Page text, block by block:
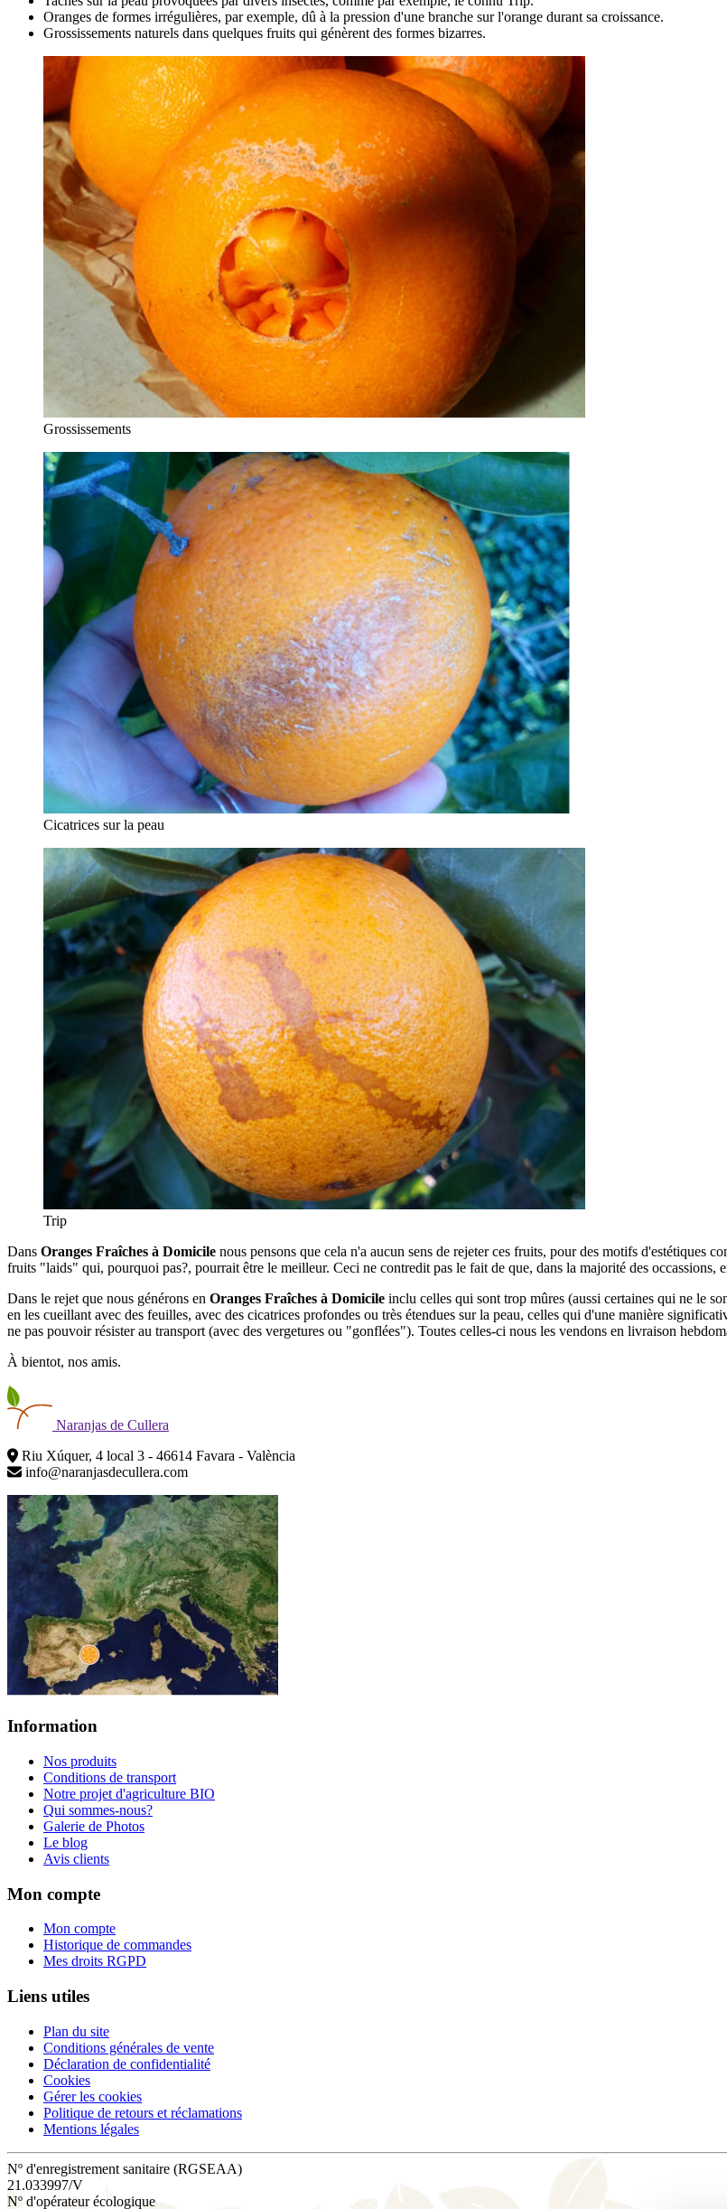
Oranges de formes irrégulières, par exemple, dû à la pression d'une branche sur l'orange durant sa croissance.
Grossissements naturels dans quelques fruits qui génèrent des formes bizarres.
Grossissements
Cicatrices sur la peau
Trip
Dans Oranges Fraîches à Domicile nous pensons que cela n'a aucun sens de rejeter ces fruits, pour des motifs d'estétiques
fruits "laids" qui, pourquoi pas?, pourrait être le meilleur. Ceci ne contredit pas le fait de que, dans la majorité des occassions,
Dans le rejet que nous générons en Oranges Fraîches à Domicile inclu celles qui sont trop mûres (aussi certaines qui ne le
en les cueillant avec des feuilles, avec des cicatrices profondes ou très étendues sur la peau, celles qui d'une manière
ne pas pouvoir résister au transport (avec des vergetures ou "gonflées"). Toutes celles-ci nous les vendons en livraison
À bientot, nos amis.
Naranjas de Cullera
Riu Xúquer, 4 local 3 - 46614 Favara - València
info@naranjasdecullera.com
Information
Nos produits
Conditions de transport
Notre projet d'agriculture BIO
Qui sommes-nous?
Galerie de Photos
Le blog
Avis clients
Mon compte
Mon compte
Historique de commandes
Mes droits RGPD
Liens utiles
Plan du site
Conditions générales de vente
Déclaration de confidentialité
Cookies
Gérer les cookies
Politique de retours et réclamations
Mentions légales
Nº d'enregistrement sanitaire (RGSEAA)
21.033997/V
Nº d'opérateur écologique